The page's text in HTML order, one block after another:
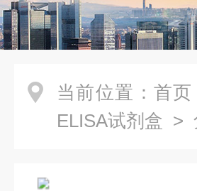
当前位置： 首页
ELISA试剂盒 >